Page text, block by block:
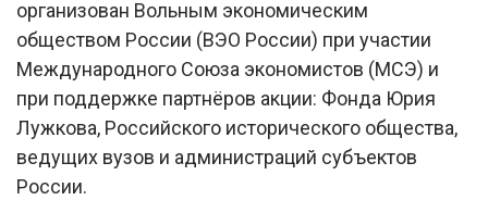
организован Вольным экономическим
обществом России (ВЭО России) при участии
Международного Союза экономистов (МСЭ) и
при поддержке партнёров акции: Фонда Юрия
Лужкова, Российского исторического общества,
ведущих вузов и администраций субъектов
России.